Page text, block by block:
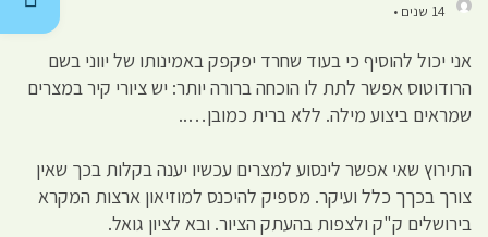
14 שנים •
אני יכול להוסיף כי בעוד שחרד יפקפק באמינותו של יווני בשם
הרודוטוס אפשר לתת לו הוכחה ברורה יותר: יש ציורי קיר במצרים
שמראים ביצוע מילה. ללא ברית כמובן…..
התירוץ שאי אפשר לינסוע למצרים עכשיו יענה בקלות בכך שאין
צורך בכךך כלל ועיקר. מספיק להיכנס למוזיאון ארצות המקרא
בירושלים ק"ק ולצפות בהעתק הציור. ובא לציון גואל.